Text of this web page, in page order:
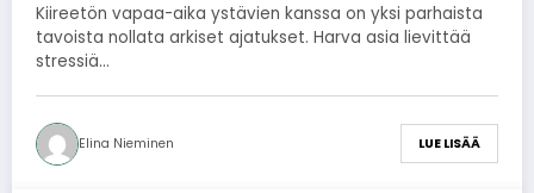
Kiireetön vapaa-aika ystävien kanssa on yksi parhaista
tavoista nollata arkiset ajatukset. Harva asia lievittää
stressiä…
Elina Nieminen LUE LISÄÄ